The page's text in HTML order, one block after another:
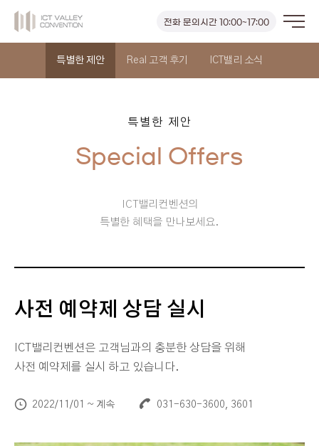
전화 문의시간 10:00~17:00
특별한 제안 Real 고객 후기 ICT밸리 소식
특별한 제안
ICT밸리컨벤션의
특별한 혜택을 만나보세요.
사전 예약제 상담 실시
ICT밸리컨벤션은 고객님과의 충분한 상담을 위해
사전 예약제를 실시 하고 있습니다.
2022/11/01 ~ 계속 031-630-3600, 3601